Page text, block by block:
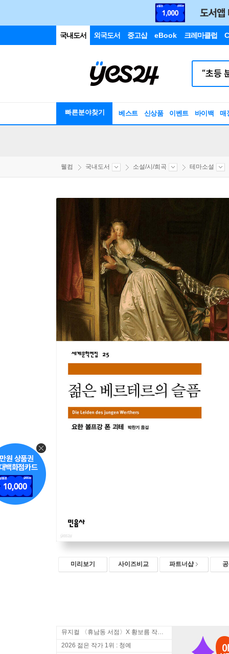
국내도서 외국도서 중고샵 eBook 크레마클럽
빠른분야찾기 베스트 신상품 이벤트 바이백 매
웰컴 국내도서 소설/시/희곡 테마소설
미리보기 사이즈비교 파트너샵
뮤지컬 〈휴남동 서점〉X 황보름 작가 북토크
2026 젊은 작가 1위 : 청예